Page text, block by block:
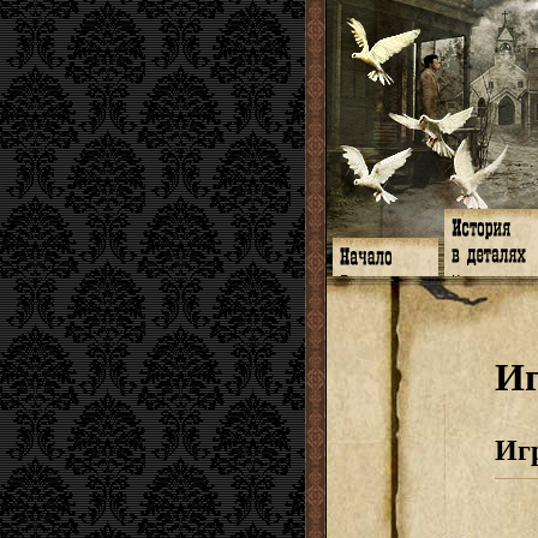
Главная
Программа
Форум
Facebook
Гостевая
Книги
Галереи
Музыка
Видео
Субтитры
Заметки
Мысли